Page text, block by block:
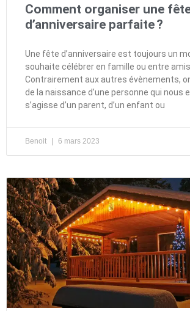
Comment organiser une
d’anniversaire parfaite ?
Une fête d’anniversaire est toujours un
souhaite célébrer en famille ou entre amis.
Contrairement aux autres évènements,
de la naissance d’une personne qui nous
s’agisse d’un parent, d’un enfant ou
Benoit 6 mars 2023